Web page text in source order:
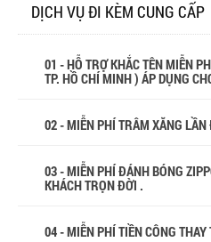
DỊCH VỤ ĐI KÈM CUNG CẤP
01 - HỖ TRỢ KHẮC TÊN MIỄN
TP. HỒ CHÍ MINH ) ÁP DỤNG
02 - MIỄN PHÍ TRÂM XĂNG LẦN
03 - MIỄN PHÍ ĐÁNH BÓNG
KHÁCH TRỌN ĐỜI .
04 - MIỄN PHÍ TIỀN CÔNG